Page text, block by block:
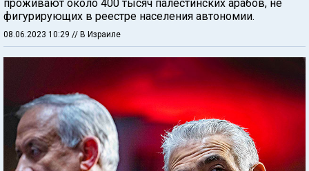
проживают около 400 тысяч палестинских арабов, не
фигурирующих в реестре населения автономии.
08.06.2023 10:29 // В Израиле